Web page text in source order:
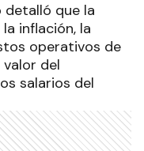
detalló que la
inflación, la
operativos de
valor del
salarios del